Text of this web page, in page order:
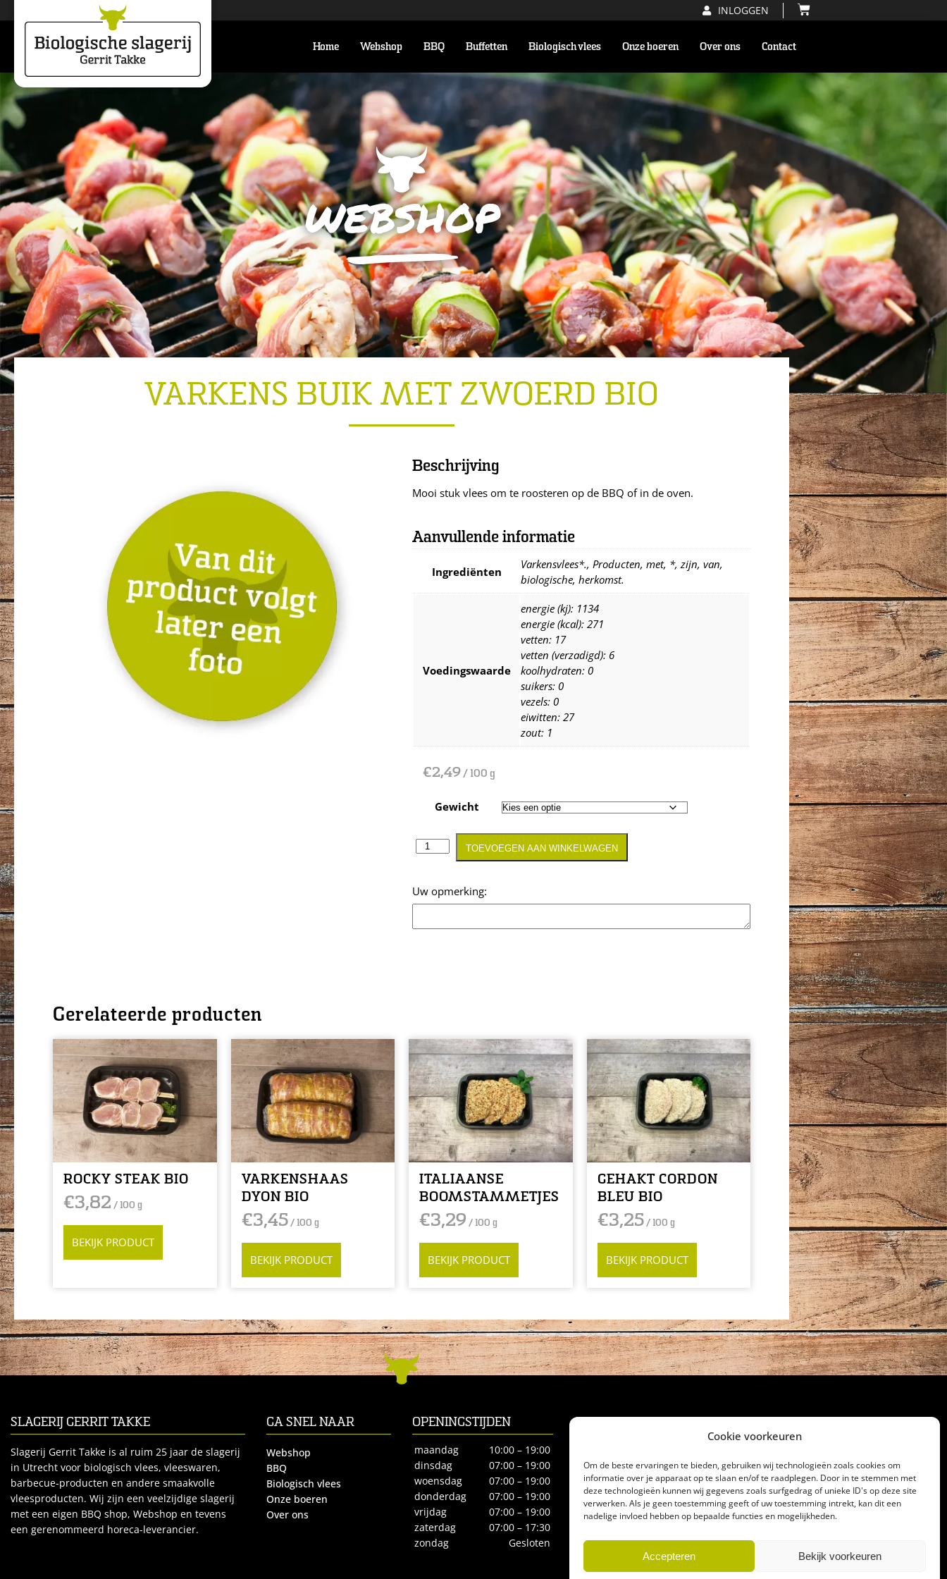
Cookie voorkeuren
Om de beste ervaringen te bieden, gebruiken wij technologieën zoals cookies om
informatie over je apparaat op te slaan en/of te raadplegen. Door in te stemmen met
deze technologieën kunnen wij gegevens zoals surfgedrag of unieke ID's op deze site
verwerken. Als je geen toestemming geeft of uw toestemming intrekt, kan dit een
nadelige invloed hebben op bepaalde functies en mogelijkheden.
Accepteren Bekijk voorkeuren
INLOGGEN
Home Webshop BBQ Buffetten Biologisch vlees Onze boeren Over ons Contact
webshop
VARKENS BUIK MET ZWOERD BIO
Beschrijving
Mooi stuk vlees om te roosteren op de BBQ of in de oven.
Aanvullende informatie
Ingrediënten
Varkensvlees*., Producten, met, *, zijn, van,
biologische, herkomst.
Voedingswaarde
energie (kj): 1134
energie (kcal): 271
vetten: 17
vetten (verzadigd): 6
koolhydraten: 0
suikers: 0
vezels: 0
eiwitten: 27
zout: 1
€2,49/ 100 g
Gewicht
Opmerking
TOEVOEGEN AAN WINKELWAGEN
Gerelateerde producten
ROCKY STEAK BIO
€3,82 / 100 g
BEKIJK PRODUCT
VARKENSHAAS
DYON BIO
€3,45/ 100 g
BEKIJK PRODUCT
ITALIAANSE
BOOMSTAMMETJES
€3,29 / 100 g
BEKIJK PRODUCT
GEHAKT CORDON
BLEU BIO
€3,25/ 100 g
BEKIJK PRODUCT
SLAGERIJ GERRIT TAKKE
Slagerij Gerrit Takke is al ruim 25 jaar de slagerij
in Utrecht voor biologisch vlees, vleeswaren,
barbecue-producten en andere smaakvolle
vleesproducten. Wij zijn een veelzijdige slagerij
met een eigen BBQ shop, Webshop en tevens
een gerenommeerd horeca-leverancier.
GA SNEL NAAR
Webshop
BBQ
Biologisch vlees
Onze boeren
Over ons
OPENINGSTIJDEN
maandag
10:00 – 19:00
dinsdag
07:00 – 19:00
woensdag
07:00 – 19:00
donderdag
07:00 – 19:00
vrijdag
07:00 – 19:00
zaterdag
07:00 – 17:30
zondag
Gesloten
CONTACT
3572BE Utrecht
Tel.030-2732186
biologischeslagerij@gerrittakke.nl